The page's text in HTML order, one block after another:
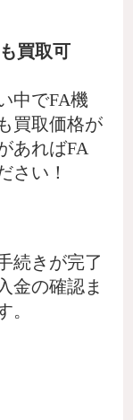
買取可
中でFA機
買取価格が
あればFA
さい！
続きが完了
金の確認ま
。